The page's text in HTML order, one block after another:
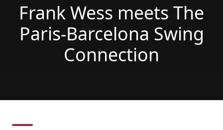
Frank Wess meets The
Paris-Barcelona Swing
Connection